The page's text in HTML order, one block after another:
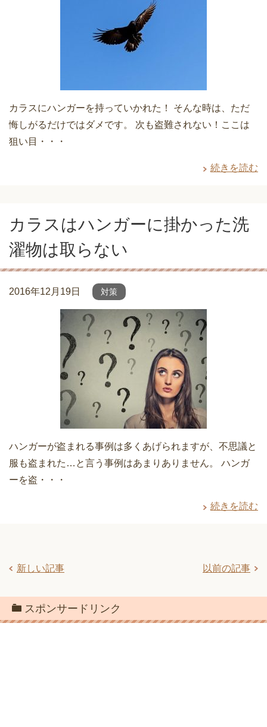
カラスにハンガーを持っていかれた！ そんな時は、ただ
悔しがるだけではダメです。 次も盗難されない！ここは
狙い目・・・
続きを読む
カラスはハンガーに掛かった洗
濯物は取らない
2016年12月19日 対策
ハンガーが盗まれる事例は多くあげられますが、不思議と
服も盗まれた…と言う事例はあまりありません。 ハンガ
ーを盗・・・
続きを読む
以前の記事
新しい記事
スポンサードリンク